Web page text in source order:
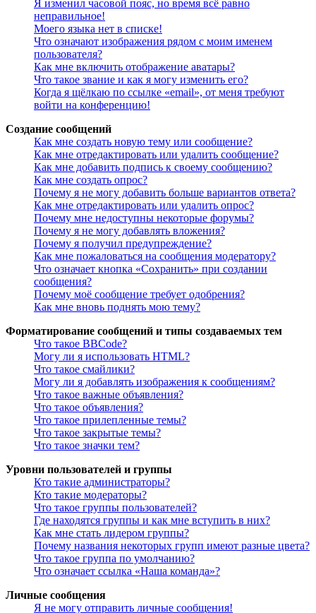
Я изменил часовой пояс, но время всё равно
неправильное!
Моего языка нет в списке!
Что означают изображения рядом с моим именем
пользователя?
Как мне включить отображение аватары?
Что такое звание и как я могу изменить его?
Когда я щёлкаю по ссылке «email», от меня требуют
войти на конференцию!
Создание сообщений
Как мне создать новую тему или сообщение?
Как мне отредактировать или удалить сообщение?
Как мне добавить подпись к своему сообщению?
Как мне создать опрос?
Почему я не могу добавить больше вариантов ответа?
Как мне отредактировать или удалить опрос?
Почему мне недоступны некоторые форумы?
Почему я не могу добавлять вложения?
Почему я получил предупреждение?
Как мне пожаловаться на сообщения модератору?
Что означает кнопка «Сохранить» при создании
сообщения?
Почему моё сообщение требует одобрения?
Как мне вновь поднять мою тему?
Форматирование сообщений и типы создаваемых тем
Что такое BBCode?
Могу ли я использовать HTML?
Что такое смайлики?
Могу ли я добавлять изображения к сообщениям?
Что такое важные объявления?
Что такое объявления?
Что такое прилепленные темы?
Что такое закрытые темы?
Что такое значки тем?
Уровни пользователей и группы
Кто такие администраторы?
Кто такие модераторы?
Что такое группы пользователей?
Где находятся группы и как мне вступить в них?
Как мне стать лидером группы?
Почему названия некоторых групп имеют разные цвета?
Что такое группа по умолчанию?
Что означает ссылка «Наша команда»?
Личные сообщения
Я не могу отправить личные сообщения!